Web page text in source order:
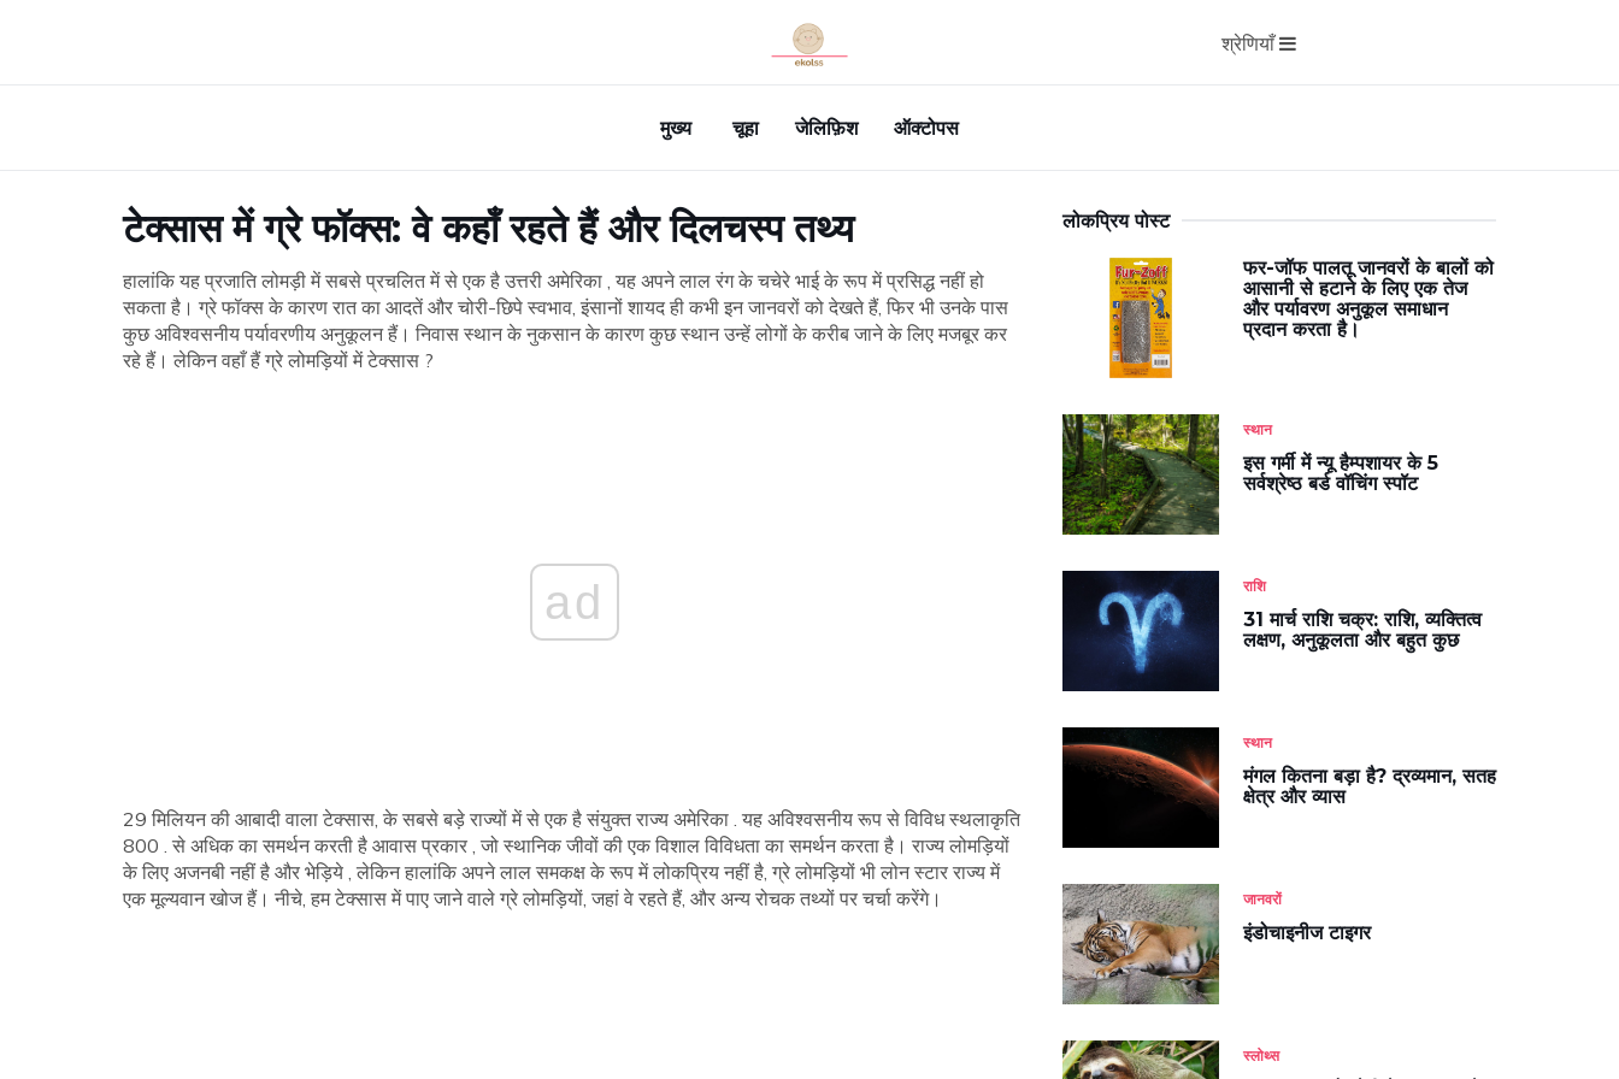
श्रेणियाँ
मुख्य चूहा जेलिफ़िश ऑक्टोपस
टेक्सास में ग्रे फॉक्स: वे कहाँ रहते हैं और दिलचस्प तथ्य
हालांकि यह प्रजाति लोमड़ी में सबसे प्रचलित में से एक है उत्तरी अमेरिका , यह अपने लाल रंग के चचेरे भाई के रूप में प्रसिद्ध नहीं हो
सकता है। ग्रे फॉक्स के कारण रात का आदतें और चोरी-छिपे स्वभाव, इंसानों शायद ही कभी इन जानवरों को देखते हैं, फिर भी उनके पास
कुछ अविश्वसनीय पर्यावरणीय अनुकूलन हैं। निवास स्थान के नुकसान के कारण कुछ स्थान उन्हें लोगों के करीब जाने के लिए मजबूर कर
रहे हैं। लेकिन वहाँ हैं ग्रे लोमड़ियों में टेक्सास ?
ad
29 मिलियन की आबादी वाला टेक्सास, के सबसे बड़े राज्यों में से एक है संयुक्त राज्य अमेरिका . यह अविश्वसनीय रूप से विविध स्थलाकृति
800 . से अधिक का समर्थन करती है आवास प्रकार , जो स्थानिक जीवों की एक विशाल विविधता का समर्थन करता है। राज्य लोमड़ियों
के लिए अजनबी नहीं है और भेड़िये , लेकिन हालांकि अपने लाल समकक्ष के रूप में लोकप्रिय नहीं है, ग्रे लोमड़ियों भी लोन स्टार राज्य में
एक मूल्यवान खोज हैं। नीचे, हम टेक्सास में पाए जाने वाले ग्रे लोमड़ियों, जहां वे रहते हैं, और अन्य रोचक तथ्यों पर चर्चा करेंगे।
लोकप्रिय पोस्ट
फर-जॉफ पालतू जानवरों के बालों को
आसानी से हटाने के लिए एक तेज
और पर्यावरण अनुकूल समाधान
प्रदान करता है।
स्थान
इस गर्मी में न्यू हैम्पशायर के 5
सर्वश्रेष्ठ बर्ड वॉचिंग स्पॉट
राशि
31 मार्च राशि चक्र: राशि, व्यक्तित्व
लक्षण, अनुकूलता और बहुत कुछ
स्थान
मंगल कितना बड़ा है? द्रव्यमान, सतह
क्षेत्र और व्यास
जानवरों
इंडोचाइनीज टाइगर
स्लोथ्स